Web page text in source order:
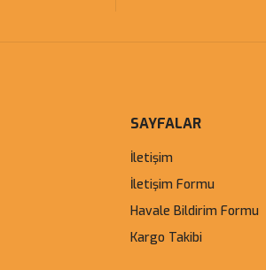
SAYFALAR
İletişim
İletişim Formu
Havale Bildirim Formu
Kargo Takibi